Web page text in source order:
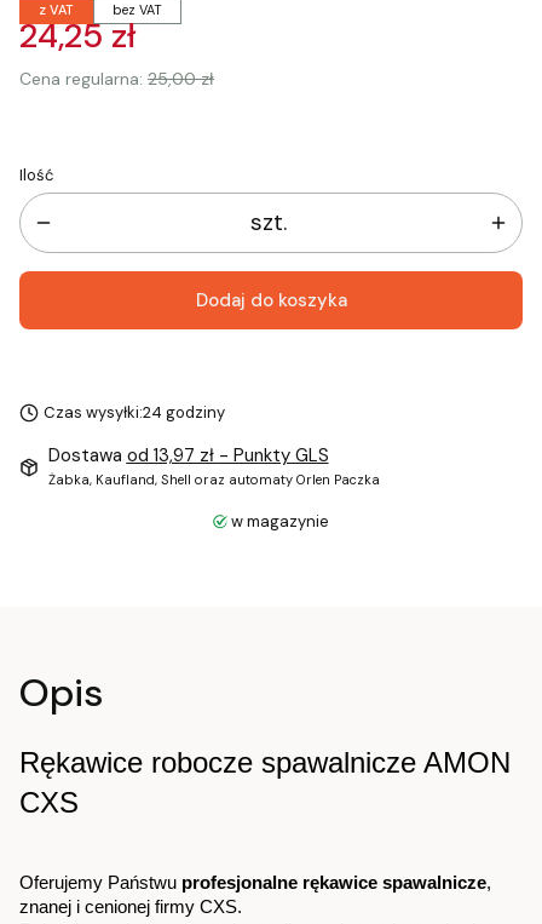
z VAT bez VAT
24,25 zł
Cena regularna: 25,00 zł
Ilość
szt.
Dodaj do koszyka
Czas wysyłki:24 godziny
Dostawa od 13,97 zł - Punkty GLS
Żabka, Kaufland, Shell oraz automaty Orlen Paczka
w magazynie
Opis
Rękawice robocze spawalnicze AMON
CXS
Oferujemy Państwu profesjonalne rękawice spawalnicze,
znanej i cenionej firmy CXS.